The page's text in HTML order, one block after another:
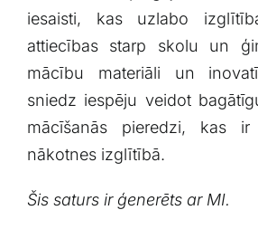
iesaisti, kas uzlabo
attiecības starp skolu ​un
mācību materiāli un
sniedz iespēju veidot⁣
mācīšanās ⁣pieredzi, ⁤kas ir
nākotnes izglītībā.
Šis saturs ir ģenerēts ar MI.